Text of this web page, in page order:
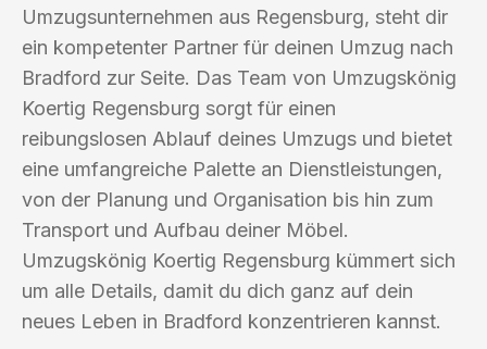
Umzugsunternehmen aus Regensburg, steht dir
ein kompetenter Partner für deinen Umzug nach
Bradford zur Seite. Das Team von Umzugskönig
Koertig Regensburg sorgt für einen
reibungslosen Ablauf deines Umzugs und bietet
eine umfangreiche Palette an Dienstleistungen,
von der Planung und Organisation bis hin zum
Transport und Aufbau deiner Möbel.
Umzugskönig Koertig Regensburg kümmert sich
um alle Details, damit du dich ganz auf dein
neues Leben in Bradford konzentrieren kannst.